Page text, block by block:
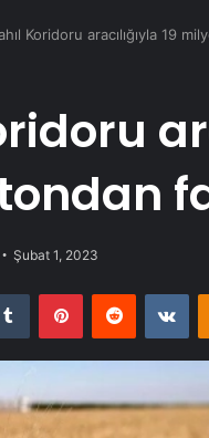
Koridoru aracılığıyla 19
Şubat 1, 2023
Tumblr PinterestReddit